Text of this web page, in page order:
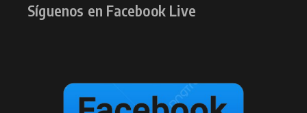
Síguenos en Facebook Live